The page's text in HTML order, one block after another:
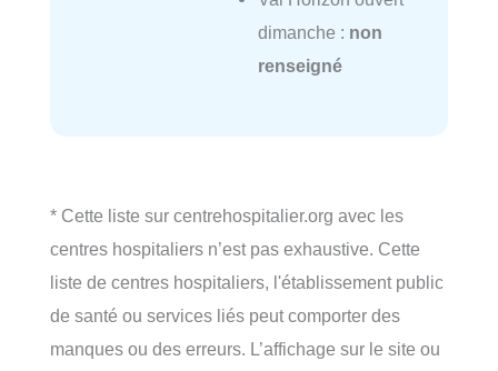
dimanche : non
renseigné
* Cette liste sur centrehospitalier.org avec les
centres hospitaliers n’est pas exhaustive. Cette
liste de centres hospitaliers, l'établissement public
de santé ou services liés peut comporter des
manques ou des erreurs. L’affichage sur le site ou